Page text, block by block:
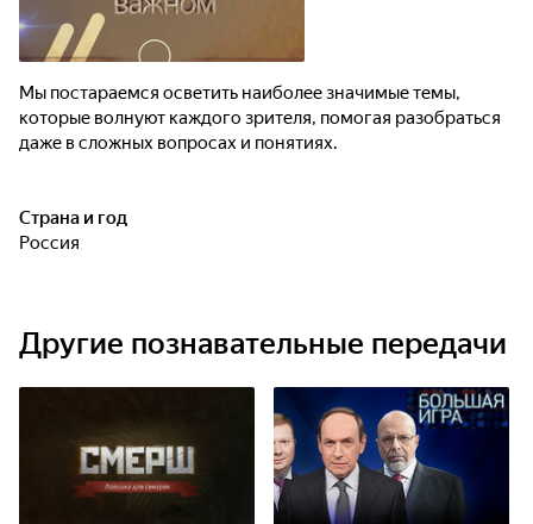
Мы постараемся осветить наиболее значимые темы,
которые волнуют каждого зрителя, помогая разобраться
даже в сложных вопросах и понятиях.
Страна и год
Россия
Другие познавательные передачи